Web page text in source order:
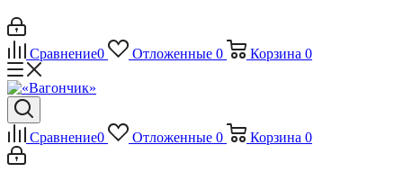
Сравнение0 Отложенные 0 Корзина 0
Сравнение0 Отложенные 0 Корзина 0